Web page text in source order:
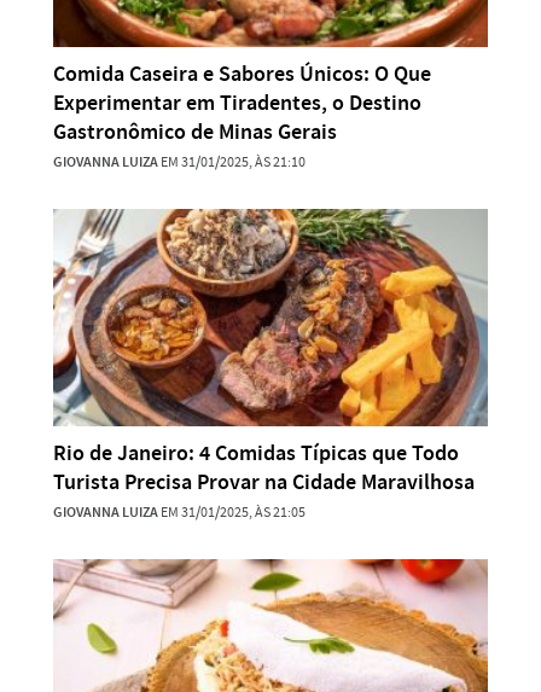
Comida Caseira e Sabores Únicos: O Que
Experimentar em Tiradentes, o Destino
Gastronômico de Minas Gerais
GIOVANNA LUIZAEM 31/01/2025, ÀS 21:10
Rio de Janeiro: 4 Comidas Típicas que Todo
Turista Precisa Provar na Cidade Maravilhosa
GIOVANNA LUIZAEM 31/01/2025, ÀS 21:05